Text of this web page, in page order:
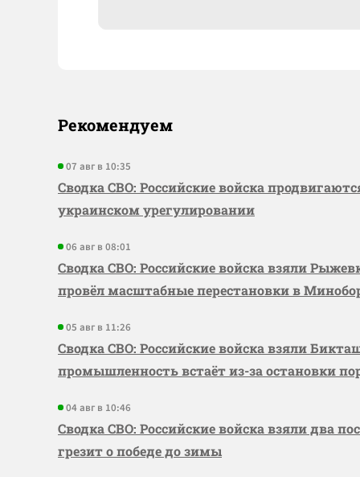
Рекомендуем
07 авг в 10:35
Сводка СВО: Российские войска
украинском урегулировании
06 авг в 08:01
Сводка СВО: Российские войска взяли
провёл масштабные перестановки в
05 авг в 11:26
Сводка СВО: Российские войска взяли
промышленность встаёт из-за остановки
04 авг в 10:46
Сводка СВО: Российские войска взяли два
грезит о победе до зимы